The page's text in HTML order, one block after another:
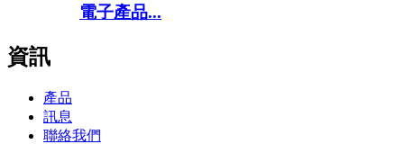
電子產品...
資訊
產品
訊息
聯絡我們